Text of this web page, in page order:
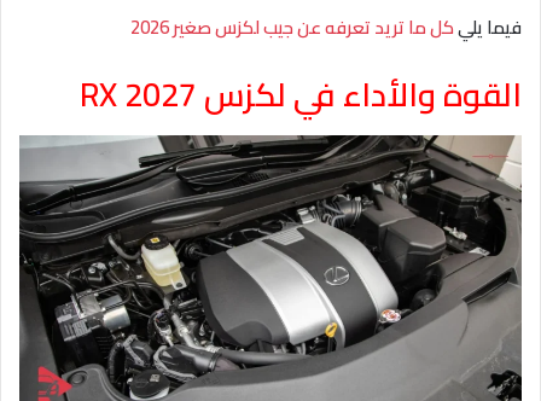
فيما يليكل ما تريد تعرفه عن جيب لكزس صغير 2026
القوة والأداء في لكزس RX 2027